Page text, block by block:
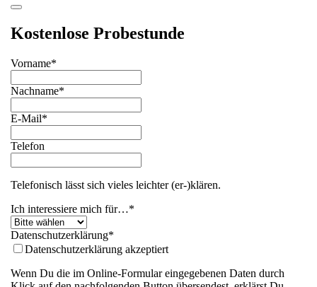
Kostenlose Probestunde
Vorname*
Nachname*
E-Mail*
Telefon
Telefonisch lässt sich vieles leichter (er-)klären.
Ich interessiere mich für…*
Datenschutzerklärung*
Datenschutzerklärung akzeptiert
Wenn Du die im Online-Formular eingegebenen Daten durch